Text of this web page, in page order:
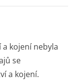
kojení nebyla
se
a kojení.